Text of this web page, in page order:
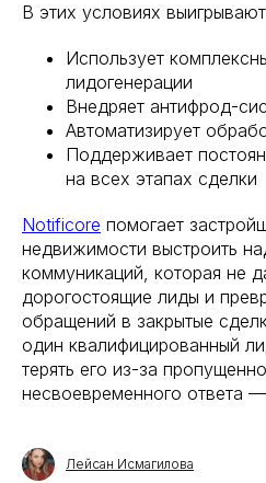
В этих условиях
Использует
лидогенерации
Внедряет антифрод-
Автоматизирует
Поддерживает
на всех этапах сделки
Notificore помогает
недвижимости выстроить
коммуникаций, которая не
дорогостоящие лиды и
обращений в закрытые
один квалифицированный
терять его из-за
несвоевременного ответа
Лейсан Исмагилова